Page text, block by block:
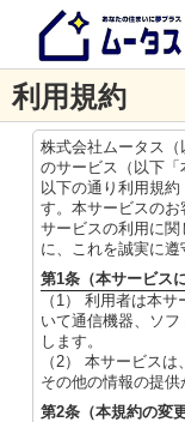
利用規約
株式会社ムータス
のサービス（以下「
以下の通り利用規
す。本サービスの
サービスの利用に
に、これを誠実に遵
第1条（本サービス
（1） 利用者は本
いて通信機器、ソ
します。
（2） 本サービス
その他の情報の提供
第2条（本規約の変更